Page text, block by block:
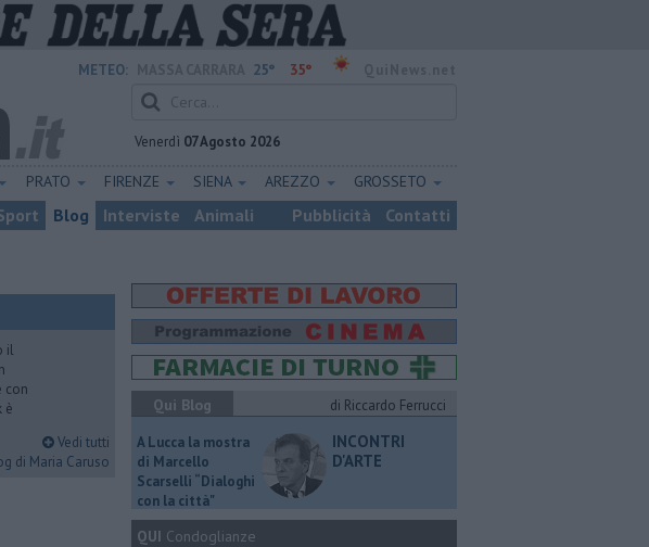
METEO: 25° 35°
Venerdì 07 Agosto 2026
PRATO FIRENZE SIENA AREZZO GROSSETO
Blog Interviste Animali Pubblicità Contatti
il
con
è
Vedi tutti
di Maria Caruso
Qui Blog
di Riccardo Ferrucci
A Lucca la mostra
di Marcello
Scarselli “Dialoghi
con la città"
INCONTRI
D'ARTE
QUI Condoglianze